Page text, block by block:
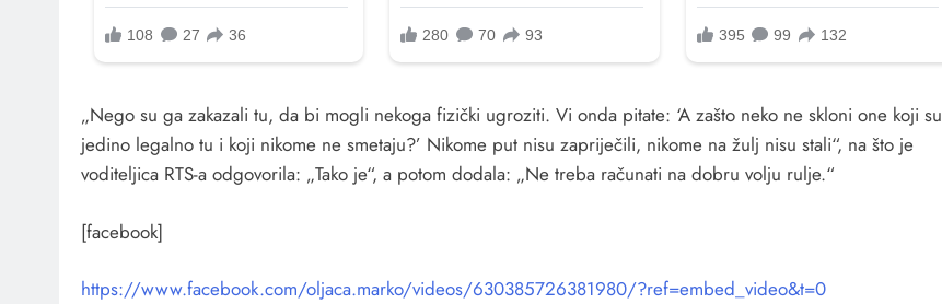
„Nego su ga zakazali tu, da bi mogli nekoga fizički ugroziti. Vi onda pitate: ‘A zašto neko ne skloni one koji su
jedino legalno tu i koji nikome ne smetaju?’ Nikome put nisu zapriječili, nikome na žulj nisu stali“, na što je
voditeljica RTS-a odgovorila: „Tako je“, a potom dodala: „Ne treba računati na dobru volju rulje.“
[facebook]
https://www.facebook.com/oljaca.marko/videos/630385726381980/?ref=embed_video&t=0